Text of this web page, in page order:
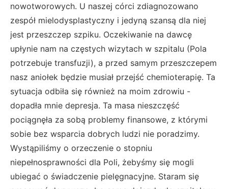
nowotworowych. U naszej córci zdiagnozowano
zespół mielodysplastyczny i jedyną szansą dla niej
jest przeszczep szpiku. Oczekiwanie na dawcę
upłynie nam na częstych wizytach w szpitalu (Pola
potrzebuje transfuzji), a przed samym przeszczepem
nasz aniołek będzie musiał przejść chemioterapię. Ta
sytuacja odbiła się również na moim zdrowiu -
dopadła mnie depresja. Ta masa nieszczęść
pociągnęła za sobą problemy finansowe, z którymi
sobie bez wsparcia dobrych ludzi nie poradzimy.
Wystąpiliśmy o orzeczenie o stopniu
niepełnosprawności dla Poli, żebyśmy się mogli
ubiegać o świadczenie pielęgnacyjne. Staram się